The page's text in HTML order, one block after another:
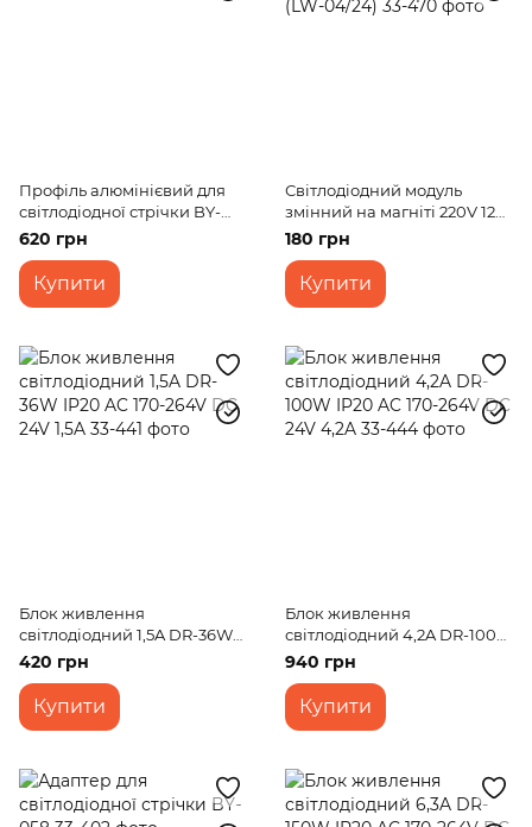
Профіль алюмінієвий для
світлодіодної стрічки BY-
056 2м
620 грн
Купити
Світлодіодний модуль
змінний на магніті 220V 12W
SMD 2835 NW IP20 (LW-
04/24)
180 грн
Купити
Блок живлення
світлодіодний 1,5A DR-36W
IP20 AC 170-264V DC 24V 1,5A
420 грн
Купити
Блок живлення
світлодіодний 4,2A DR-100W
IP20 AC 170-264V DC 24V
940 грн
Купити